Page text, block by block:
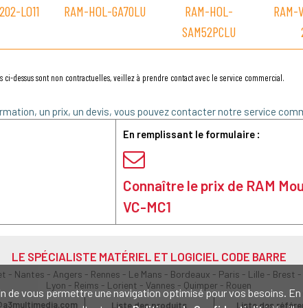
de vous permettre une navigation optimisé pour vos besoins.
LO11
RAM-HOL-GA70LU
RAM-HOL-
SAM52PCLU
RAM-
ci-dessus sont non contractuelles, veillez à prendre contact avec le service commercial.
un prix, un devis, vous pouvez contacter notre service
En remplissant le formulaire :
Connaître le prix de RAM
VC-MC1
LE SPÉCIALISTE MATÉRIEL ET LOGICIEL CODE BARRE
Nantes - Angers - Rennes - Le Mans - Bordeaux - Paris - Lille - Brest
Lyon - Reims - Lorient - Vannes - Quimper - Rouen
Liste des produits Liste des